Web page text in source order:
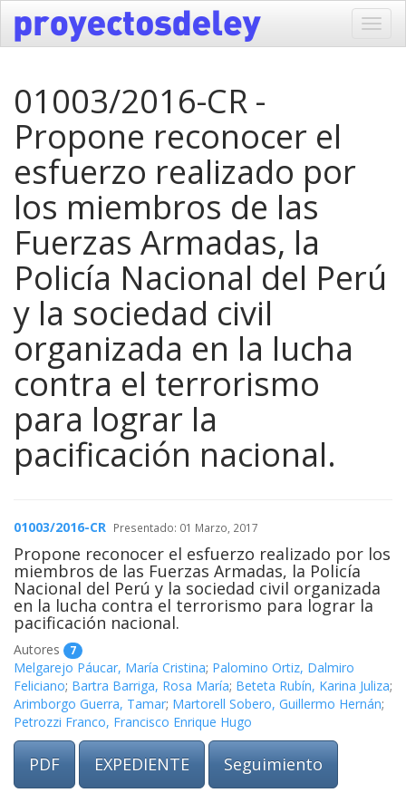
01003/2016-CR -
Propone reconocer el
esfuerzo realizado por
los miembros de las
Fuerzas Armadas, la
Policía Nacional del Perú
y la sociedad civil
organizada en la lucha
contra el terrorismo
para lograr la
pacificación nacional.
01003/2016-CR Presentado: 01 Marzo, 2017
Propone reconocer el esfuerzo realizado por los
miembros de las Fuerzas Armadas, la Policía
Nacional del Perú y la sociedad civil organizada
en la lucha contra el terrorismo para lograr la
pacificación nacional.
Autores 7
Melgarejo Páucar, María Cristina; Palomino Ortiz, Dalmiro
Feliciano; Bartra Barriga, Rosa María; Beteta Rubín, Karina Juliza;
Arimborgo Guerra, Tamar; Martorell Sobero, Guillermo Hernán;
Petrozzi Franco, Francisco Enrique Hugo
PDF EXPEDIENTE Seguimiento